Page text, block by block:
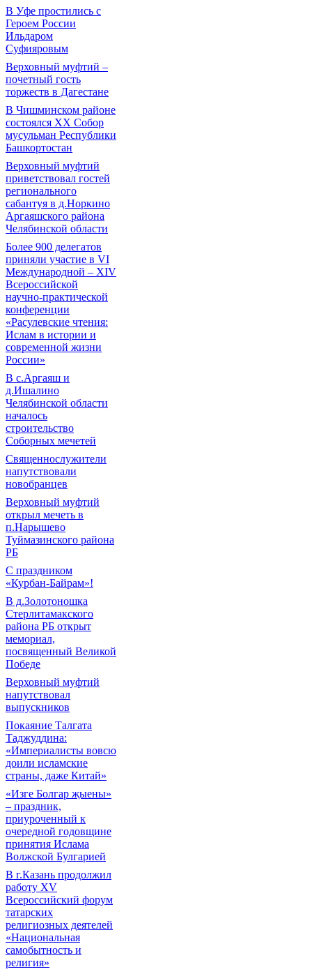
В Уфе простились с
Героем России
Ильдаром
Суфияровым
Верховный муфтий –
почетный гость
торжеств в Дагестане
В Чишминском районе
состоялся XX Собор
мусульман Республики
Башкортостан
Верховный муфтий
приветствовал гостей
регионального
сабантуя в д.Норкино
Аргаяшского района
Челябинской области
Более 900 делегатов
приняли участие в VI
Международной – ХIV
Всероссийской
научно-практической
конференции
«Расулевские чтения:
Ислам в истории и
современной жизни
России»
В с.Аргаяш и
д.Ишалино
Челябинской области
началось
строительство
Соборных мечетей
Священнослужители
напутствовали
новобранцев
Верховный муфтий
открыл мечеть в
п.Нарышево
Туймазинского района
РБ
С праздником
«Курбан-Байрам»!
В д.Золотоношка
Стерлитамакского
района РБ открыт
мемориал,
посвященный Великой
Победе
Верховный муфтий
напутствовал
выпускников
Покаяние Талгата
Таджуддина:
«Империалисты вовсю
доили исламские
страны, даже Китай»
«Изге Болгар җыены»
– праздник,
приуроченный к
очередной годовщине
принятия Ислама
Волжской Булгарией
В г.Казань продолжил
работу XV
Всероссийский форум
татарских
религиозных деятелей
«Национальная
самобытность и
религия»